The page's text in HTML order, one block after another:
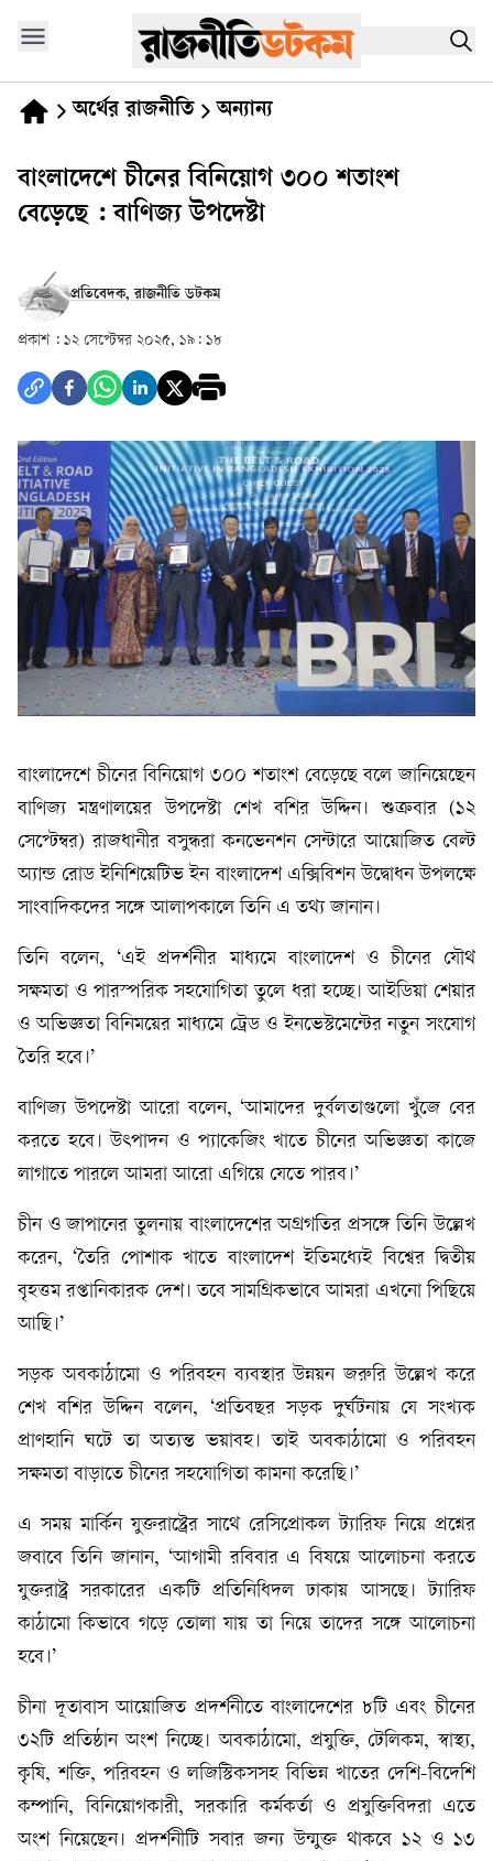
অর্থের রাজনীতি অন্যান্য
বাংলাদেশে চীনের বিনিয়োগ ৩০০ শতাংশ
বেড়েছে : বাণিজ্য উপদেষ্টা
প্রতিবেদক, রাজনীতি ডটকম
প্রকাশ : ১২ সেপ্টেম্বর ২০২৫, ১৯: ১৮
বাংলাদেশে চীনের বিনিয়োগ ৩০০ শতাংশ বেড়েছে বলে জানিয়েছেন
বাণিজ্য মন্ত্রণালয়ের উপদেষ্টা শেখ বশির উদ্দিন। শুক্রবার (১২
সেপ্টেম্বর) রাজধানীর বসুন্ধরা কনভেনশন সেন্টারে আয়োজিত বেল্ট
অ্যান্ড রোড ইনিশিয়েটিভ ইন বাংলাদেশ এক্সিবিশন উদ্বোধন উপলক্ষে
সাংবাদিকদের সঙ্গে আলাপকালে তিনি এ তথ্য জানান।
তিনি বলেন, ‘এই প্রদর্শনীর মাধ্যমে বাংলাদেশ ও চীনের যৌথ
সক্ষমতা ও পারস্পরিক সহযোগিতা তুলে ধরা হচ্ছে। আইডিয়া শেয়ার
ও অভিজ্ঞতা বিনিময়ের মাধ্যমে ট্রেড ও ইনভেস্টমেন্টের নতুন সংযোগ
তৈরি হবে।’
বাণিজ্য উপদেষ্টা আরো বলেন, ‘আমাদের দুর্বলতাগুলো খুঁজে বের
করতে হবে। উৎপাদন ও প্যাকেজিং খাতে চীনের অভিজ্ঞতা কাজে
লাগাতে পারলে আমরা আরো এগিয়ে যেতে পারব।’
চীন ও জাপানের তুলনায় বাংলাদেশের অগ্রগতির প্রসঙ্গে তিনি উল্লেখ
করেন, ‘তৈরি পোশাক খাতে বাংলাদেশ ইতিমধ্যেই বিশ্বের দ্বিতীয়
বৃহত্তম রপ্তানিকারক দেশ। তবে সামগ্রিকভাবে আমরা এখনো পিছিয়ে
আছি।’
সড়ক অবকাঠামো ও পরিবহন ব্যবস্থার উন্নয়ন জরুরি উল্লেখ করে
শেখ বশির উদ্দিন বলেন, ‘প্রতিবছর সড়ক দুর্ঘটনায় যে সংখ্যক
প্রাণহানি ঘটে তা অত্যন্ত ভয়াবহ। তাই অবকাঠামো ও পরিবহন
সক্ষমতা বাড়াতে চীনের সহযোগিতা কামনা করেছি।’
এ সময় মার্কিন যুক্তরাষ্ট্রের সাথে রেসিপ্রোকল ট্যারিফ নিয়ে প্রশ্নের
জবাবে তিনি জানান, ‘আগামী রবিবার এ বিষয়ে আলোচনা করতে
যুক্তরাষ্ট্র সরকারের একটি প্রতিনিধিদল ঢাকায় আসছে। ট্যারিফ
কাঠামো কিভাবে গড়ে তোলা যায় তা নিয়ে তাদের সঙ্গে আলোচনা
হবে।’
চীনা দূতাবাস আয়োজিত প্রদর্শনীতে বাংলাদেশের ৮টি এবং চীনের
৩২টি প্রতিষ্ঠান অংশ নিচ্ছে। অবকাঠামো, প্রযুক্তি, টেলিকম, স্বাস্থ্য,
কৃষি, শক্তি, পরিবহন ও লজিস্টিকসসহ বিভিন্ন খাতের দেশি-বিদেশি
কম্পানি, বিনিয়োগকারী, সরকারি কর্মকর্তা ও প্রযুক্তিবিদরা এতে
অংশ নিয়েছেন। প্রদর্শনীটি সবার জন্য উন্মুক্ত থাকবে ১২ ও ১৩